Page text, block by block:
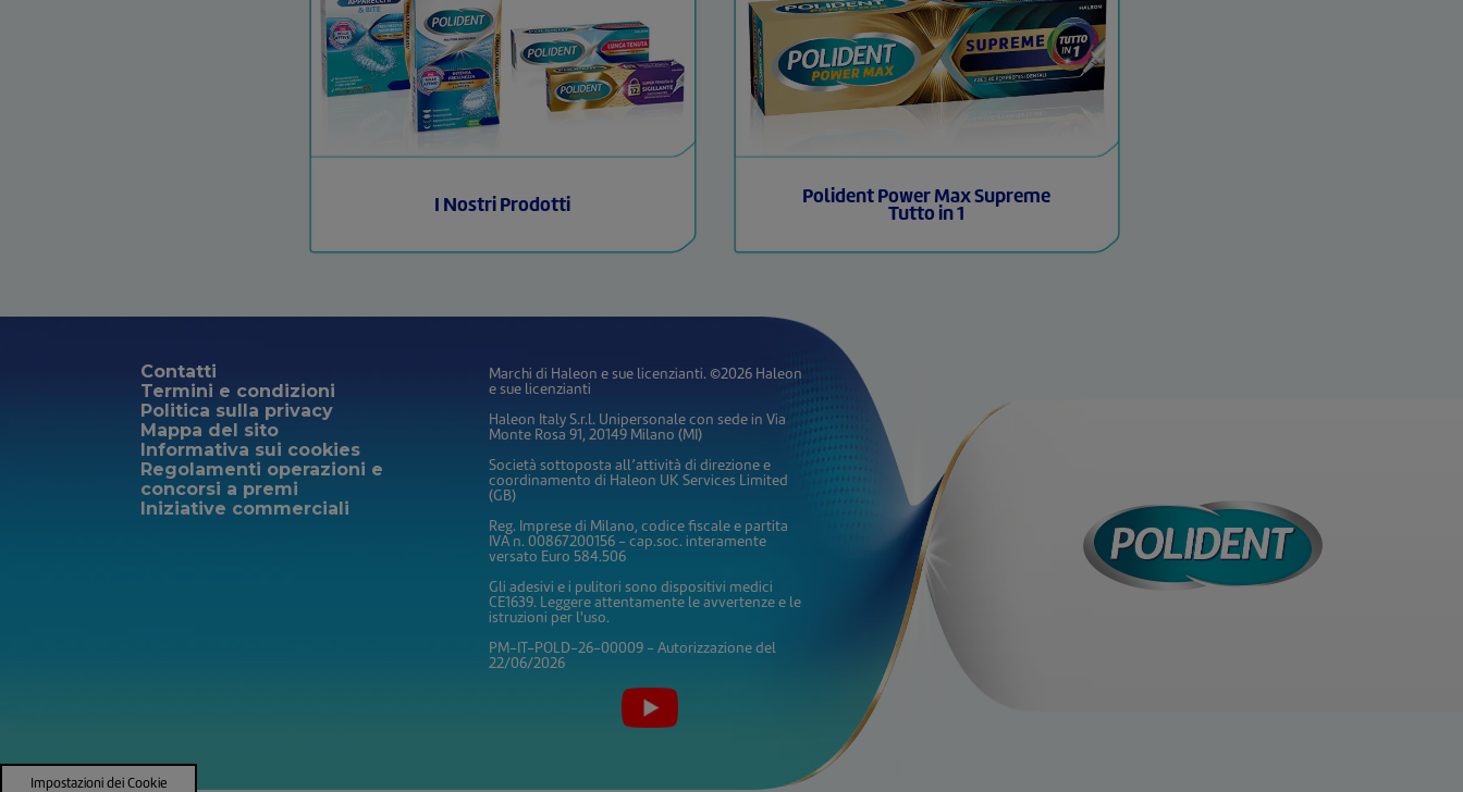
I Nostri Prodotti
Polident Power Max Supreme
Tutto in 1
Contatti
Termini e condizioni
Politica sulla privacy
Mappa del sito
Informativa sui cookies
Regolamenti operazioni e
concorsi a premi
Iniziative commerciali
Marchi di Haleon e sue licenzianti. ©2026 Haleon
e sue licenzianti
Haleon Italy S.r.l. Unipersonale con sede in Via
Monte Rosa 91, 20149 Milano (MI)
Società sottoposta all’attività di direzione e
coordinamento di Haleon UK Services Limited
(GB)
Reg. Imprese di Milano, codice fiscale e partita
IVA n. 00867200156 - cap.soc. interamente
versato Euro 584.506
Gli adesivi e i pulitori sono dispositivi medici
CE1639. Leggere attentamente le avvertenze e le
istruzioni per l'uso.
PM-IT-POLD-26-00009 - Autorizzazione del
22/06/2026
Impostazioni dei Cookie